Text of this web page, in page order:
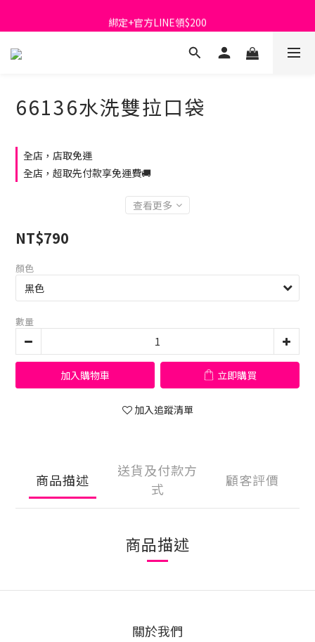
首購免運費🚚
綁定+官方LINE領$200
出清特價_買一送一
66136水洗雙拉口袋
全店，店取免運
全店，超取先付款享免運費🚚
查看更多
NT$790
顏色
數量
加入購物車 立即購買
加入追蹤清單
商品描述
送貨及付款方
式
顧客評價
商品描述
關於我們